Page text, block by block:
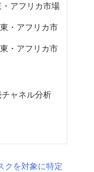
アフリカ市場
・アフリカ市
・アフリカ市
ャネル分析
クを対象に特定